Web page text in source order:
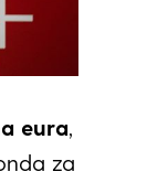
eura,
za